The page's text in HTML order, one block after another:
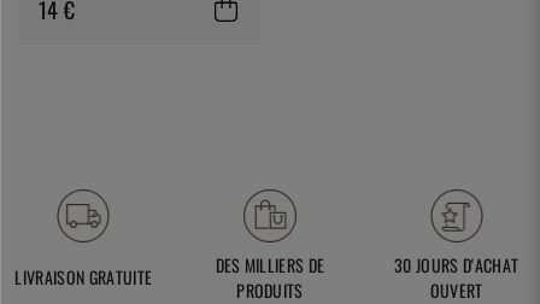
14 €
LIVRAISON GRATUITE
DES MILLIERS DE
PRODUITS
30 JOURS D'ACHAT
OUVERT